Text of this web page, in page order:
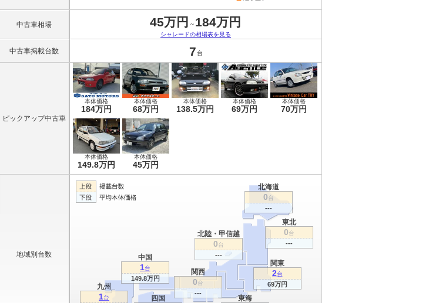
中古車相場 45万円 ～ 184万円
シャレードの相場表を見る
中古車掲載台数 7 台
ピックアップ中古車
本体価格
184万円
本体価格
68万円
本体価格
138.5万円
本体価格
69万円
本体価格
70万円
本体価格
149.8万円
本体価格
45万円
地域別台数
関東
2台
69万円
関西
0台
---
東海
北海道
0台
---
九州
1台
東北
0台
---
北陸・甲信越
0台
---
中国
1台
149.8万円
四国